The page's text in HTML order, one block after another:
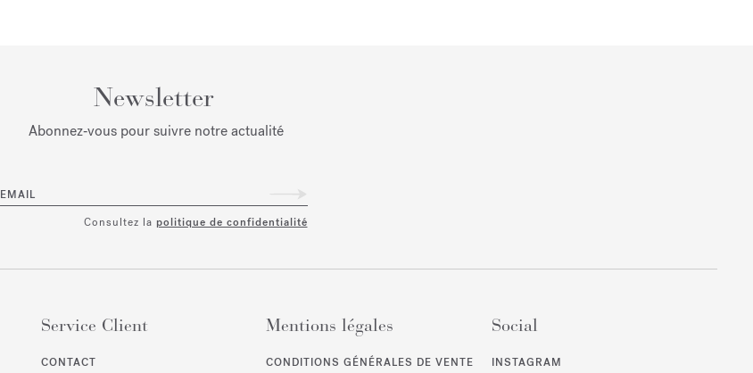
Newsletter
Abonnez‑vous pour suivre notre actualité
EMAIL
Consultez la politique de confidentialité
Service Client
CONTACT
Mentions légales
CONDITIONS GÉNÉRALES DE VENTE
Social
INSTAGRAM